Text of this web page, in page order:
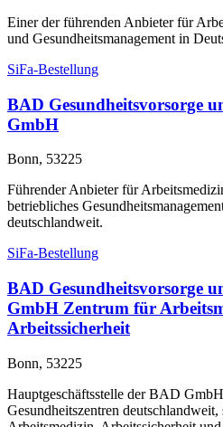
Einer der führenden Anbieter für
und Gesundheitsmanagement in
SiFa-Bestellung
BAD Gesundheitsvorsorge
GmbH
Bonn, 53225
Führender Anbieter für
betriebliches
deutschlandweit.
SiFa-Bestellung
BAD Gesundheitsvorsorge
GmbH Zentrum für
Arbeitssicherheit
Bonn, 53225
Hauptgeschäftsstelle der BAD
Gesundheitszentren